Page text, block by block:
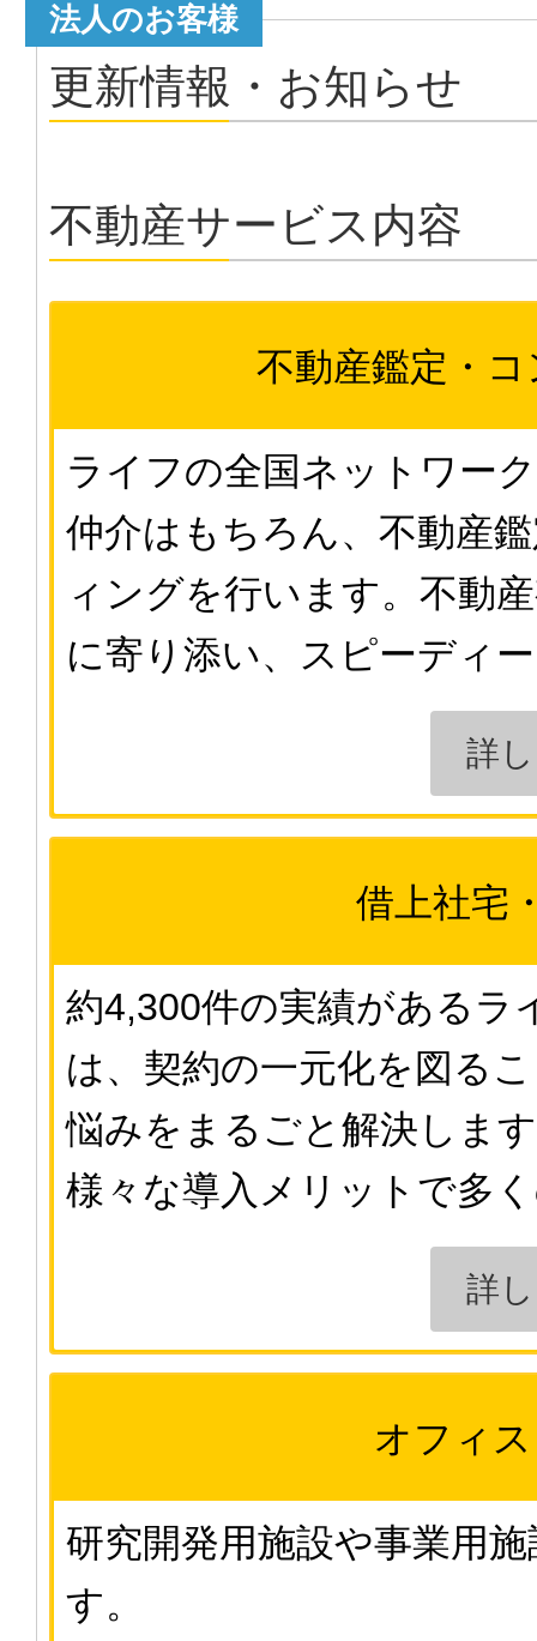
法人のお客様
更新情報・お知らせ
不動産サービス内容
不動産鑑定・
ライフの全国ネットワー
仲介はもちろん、不動産
ィングを行います。不動
に寄り添い、スピーディ
詳
借上社宅
約4,300件の実績があるラ
は、契約の一元化を図る
悩みをまるごと解決しま
様々な導入メリットで多
詳
オフィ
研究開発用施設や事業用
す。